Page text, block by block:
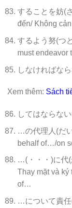
することを妨(
đến/ Không
するよう努(つ
must endeavor
しなければな
Xem thêm: Sách
してはならな
…の代理人(だ
behalf of…/on
…(・・・)に代(
Thay mặt và ký
of…
…について責任